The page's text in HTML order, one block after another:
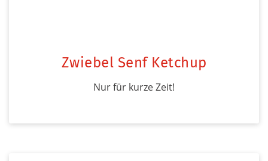
Zwiebel Senf Ketchup
Nur für kurze Zeit!